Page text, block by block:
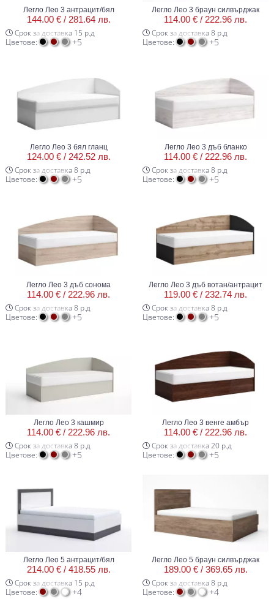
Легло Лео 3 антрацит/бял
144.00 € / 281.64 лв.
Срок за доставка 15 р.д
Цветове:
+5
Легло Лео 3 браун силвърджак
114.00 € / 222.96 лв.
Срок за доставка 8 р.д
Цветове:
+5
Легло Лео 3 бял гланц
124.00 € / 242.52 лв.
Срок за доставка 8 р.д
Цветове:
+5
Легло Лео 3 дъб бланко
114.00 € / 222.96 лв.
Срок за доставка 8 р.д
Цветове:
+5
Легло Лео 3 дъб сонома
114.00 € / 222.96 лв.
Срок за доставка 8 р.д
Цветове:
+5
Легло Лео 3 дъб вотан/антрацит
119.00 € / 232.74 лв.
Срок за доставка 8 р.д
Цветове:
+5
Легло Лео 3 кашмир
114.00 € / 222.96 лв.
Срок за доставка 8 р.д
Цветове:
+5
Легло Лео 3 венге амбър
114.00 € / 222.96 лв.
Срок за доставка 20 р.д
Цветове:
+5
Легло Лео 5 антрацит/бял
214.00 € / 418.55 лв.
Срок за доставка 15 р.д
Цветове:
+4
Легло Лео 5 браун силвърджак
189.00 € / 369.65 лв.
Срок за доставка 8 р.д
Цветове:
+4